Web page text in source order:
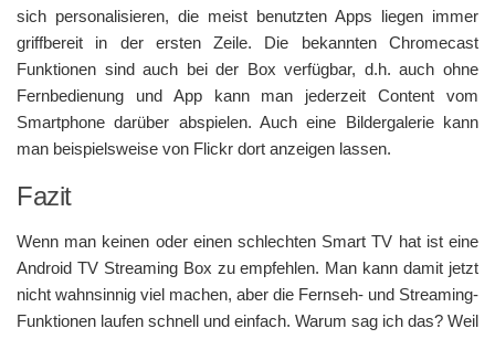
sich personalisieren, die meist benutzten Apps liegen immer
griffbereit in der ersten Zeile. Die bekannten Chromecast
Funktionen sind auch bei der Box verfügbar, d.h. auch ohne
Fernbedienung und App kann man jederzeit Content vom
Smartphone darüber abspielen. Auch eine Bildergalerie kann
man beispielsweise von Flickr dort anzeigen lassen.
Fazit
Wenn man keinen oder einen schlechten Smart TV hat ist eine
Android TV Streaming Box zu empfehlen. Man kann damit jetzt
nicht wahnsinnig viel machen, aber die Fernseh- und Streaming-
Funktionen laufen schnell und einfach. Warum sag ich das? Weil